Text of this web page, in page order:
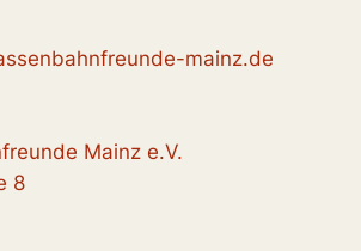
mainz.de
Mainz e.V.
8